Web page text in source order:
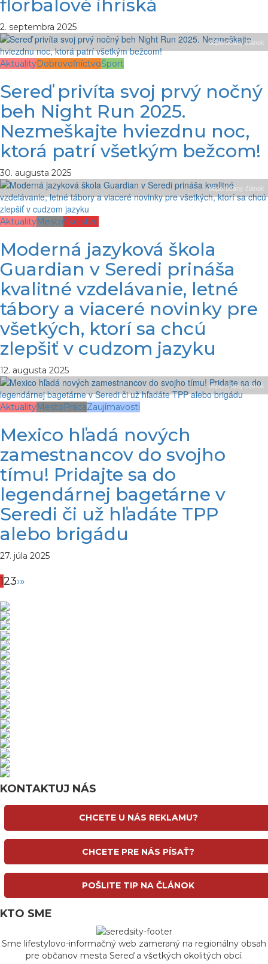
florbalové ihriská
2. septembra 2025
odporúčaný článok
AktualityDobrovoľníctvoŠport
Sereď privíta svoj prvý nočný
beh Night Run 2025.
Nezmeškajte hviezdnu noc,
ktorá patrí všetkým bežcom!
30. augusta 2025
odporúčaný článok
AktualityMestoŠkolstvo
Moderná jazyková škola
Guardian v Seredi prináša
kvalitné vzdelávanie, letné
tábory a viaceré novinky pre
všetkých, ktorí sa chcú
zlepšiť v cudzom jazyku
12. augusta 2025
odporúčaný článok
AktualityMesto PrácaZaujímavosti
Mexico hľadá nových
zamestnancov do svojho
tímu! Pridajte sa do
legendárnej bagetárne v
Seredi či už hľadáte TPP
alebo brigádu
27. júla 2025
123›»
KONTAKTUJ NÁS
CHCETE U NÁS REKLAMU?
CHCETE PRE NÁS PÍSAŤ?
POŠLITE TIP NA ČLÁNOK
KTO SME
Sme lifestylovo-informačný web zameraný na regionálny obsah
pre občanov mesta Sereď a všetkých okolitých obcí.